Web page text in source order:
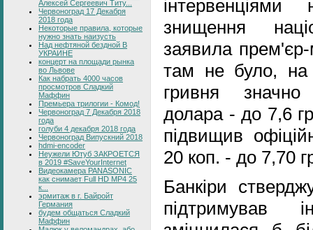
Алексей Сергеевич Титу...
Червоноград 17 Декабря
2018 года
Некоторые правила, которые
нужно знать наизусть
Над нефтяной бездной В
УКРАИНЕ
концерт на площади рынка
во Львове
Как набрать 4000 часов
просмотров Сладкий
Маффин
Премьера трилогии - Комод!
Червоноград 7 Декабря 2018
года
голуби 4 декабря 2018 года
Червоноград Випускний 2018
hdmi-encoder
Неужели Ютуб ЗАКРОЕТСЯ
в 2019 #SaveYourInternet
Видеокамера PANASONIC
как снимает Full HD MP4 25
к...
эрмитаж в г. Байройт
Германия
будем общаться Сладкий
Маффин
знищення
заявила прем'єр-
там не було, на
гривня значно
долара - до 7,6
підвищив
20 коп. - до 7,70
Банкіри
підтримував